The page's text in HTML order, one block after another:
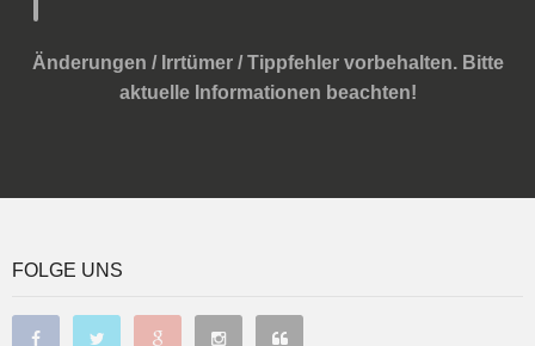
Änderungen / Irrtümer / Tippfehler vorbehalten. Bitte
aktuelle Informationen beachten!
FOLGE UNS